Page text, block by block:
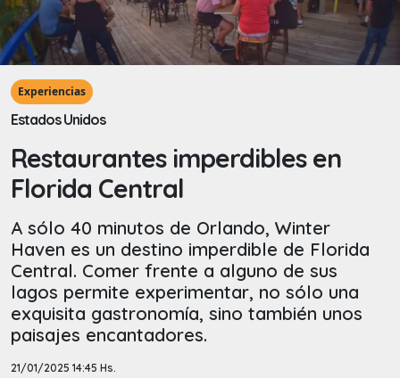
Experiencias
Estados Unidos
Restaurantes imperdibles en
Florida Central
A sólo 40 minutos de Orlando, Winter
Haven es un destino imperdible de Florida
Central. Comer frente a alguno de sus
lagos permite experimentar, no sólo una
exquisita gastronomía, sino también unos
paisajes encantadores.
21/01/2025 14:45 Hs.